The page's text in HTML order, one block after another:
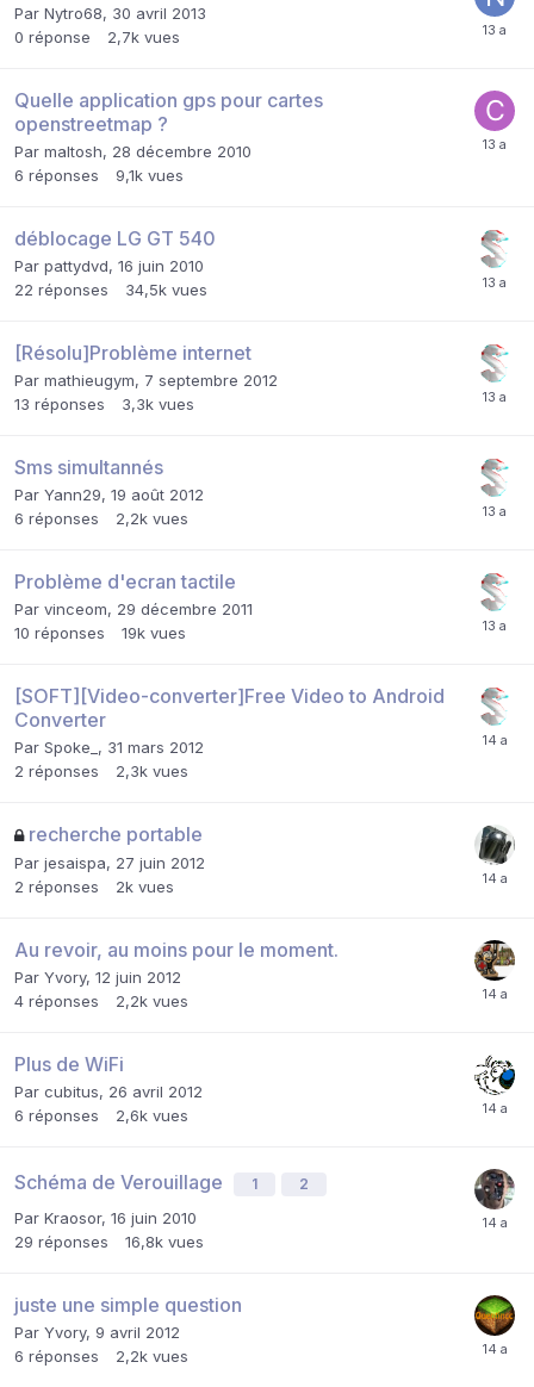
Par Nytro68, 30 avril 2013
0 réponse 2,7k vues
Quelle application gps pour cartes
openstreetmap ?
Par maltosh, 28 décembre 2010
6 réponses 9,1k vues
déblocage LG GT 540
Par pattydvd, 16 juin 2010
22 réponses 34,5k vues
[Résolu]Problème internet
Par mathieugym, 7 septembre 2012
13 réponses 3,3k vues
Sms simultannés
Par Yann29, 19 août 2012
6 réponses 2,2k vues
Problème d'ecran tactile
Par vinceom, 29 décembre 2011
10 réponses 19k vues
[SOFT][Video-converter]Free Video to Android
Converter
Par Spoke_ , 31 mars 2012
2 réponses 2,3k vues
recherche portable
Par jesaispa, 27 juin 2012
2 réponses 2k vues
Au revoir, au moins pour le moment.
Par Yvory, 12 juin 2012
4 réponses 2,2k vues
Plus de WiFi
Par cubitus, 26 avril 2012
6 réponses 2,6k vues
Schéma de Verouillage 1 2
Par Kraosor, 16 juin 2010
29 réponses 16,8k vues
juste une simple question
Par Yvory, 9 avril 2012
6 réponses 2,2k vues